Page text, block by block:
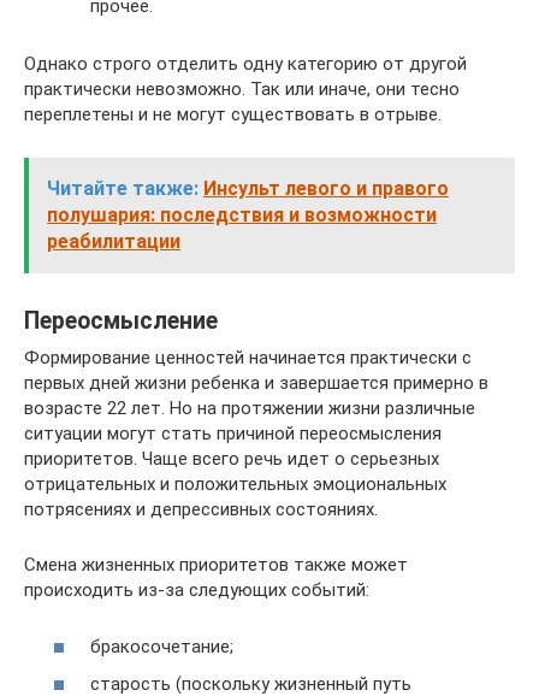
прочее.
Однако строго отделить одну категорию от другой
практически невозможно. Так или иначе, они тесно
переплетены и не могут существовать в отрыве.
Читайте также: Инсульт левого и правого
полушария: последствия и возможности
реабилитации
Переосмысление
Формирование ценностей начинается практически с
первых дней жизни ребенка и завершается примерно в
возрасте 22 лет. Но на протяжении жизни различные
ситуации могут стать причиной переосмысления
приоритетов. Чаще всего речь идет о серьезных
отрицательных и положительных эмоциональных
потрясениях и депрессивных состояниях.
Смена жизненных приоритетов также может
происходить из-за следующих событий:
бракосочетание;
старость (поскольку жизненный путь